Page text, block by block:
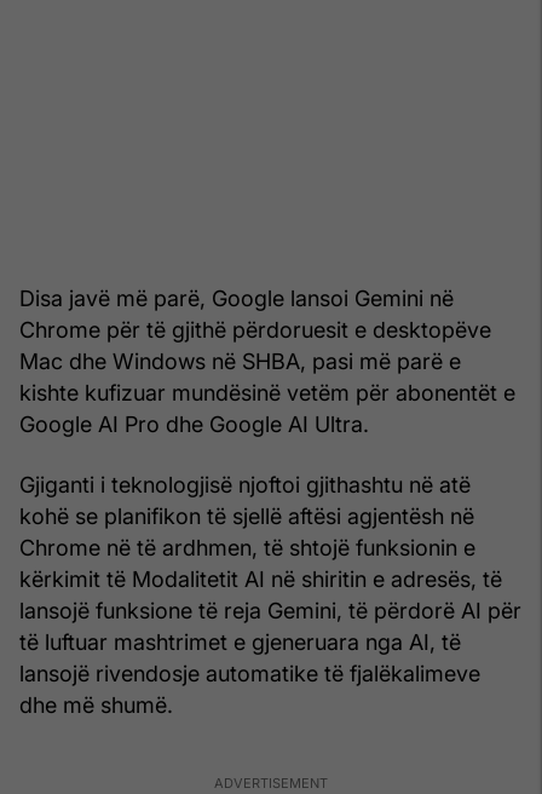
Disa javë më parë, Google lansoi Gemini në
Chrome për të gjithë përdoruesit e desktopëve
Mac dhe Windows në SHBA, pasi më parë e
kishte kufizuar mundësinë vetëm për abonentët e
Google AI Pro dhe Google AI Ultra.
Gjiganti i teknologjisë njoftoi gjithashtu në atë
kohë se planifikon të sjellë aftësi agjentësh në
Chrome në të ardhmen, të shtojë funksionin e
kërkimit të Modalitetit AI në shiritin e adresës, të
lansojë funksione të reja Gemini, të përdorë AI për
të luftuar mashtrimet e gjeneruara nga AI, të
lansojë rivendosje automatike të fjalëkalimeve
dhe më shumë.